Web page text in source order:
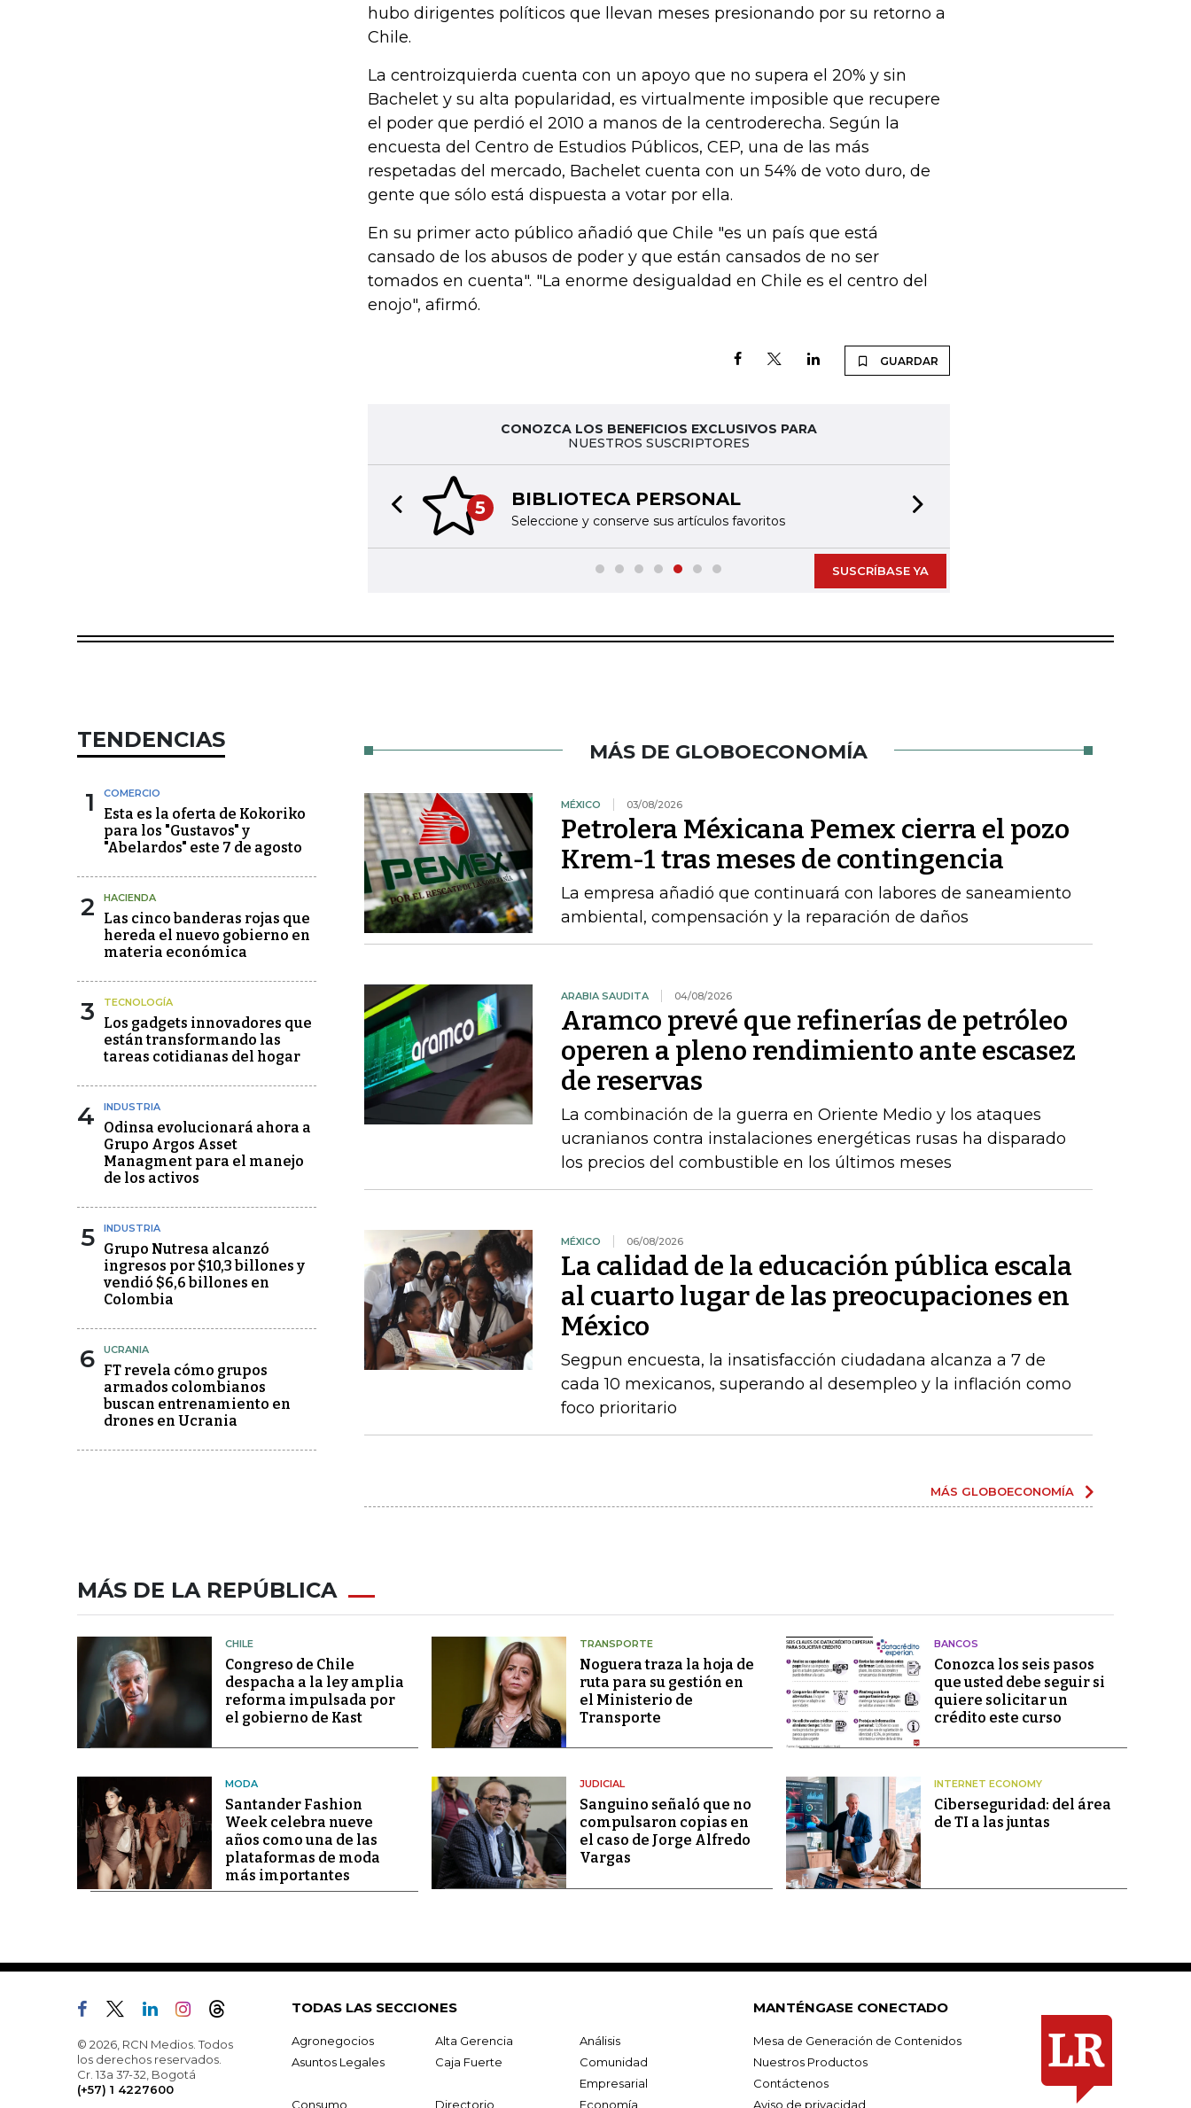
hubo dirigentes políticos que llevan meses presionando por su retorno a
Chile.
La centroizquierda cuenta con un apoyo que no supera el 20% y sin
Bachelet y su alta popularidad, es virtualmente imposible que recupere
el poder que perdió el 2010 a manos de la centroderecha. Según la
encuesta del Centro de Estudios Públicos, CEP, una de las más
respetadas del mercado, Bachelet cuenta con un 54% de voto duro, de
gente que sólo está dispuesta a votar por ella.
En su primer acto público añadió que Chile "es un país que está
cansado de los abusos de poder y que están cansados de no ser
tomados en cuenta". "La enorme desigualdad en Chile es el centro del
enojo", afirmó.
GUARDAR
CONOZCA LOS BENEFICIOS EXCLUSIVOS PARA
NUESTROS SUSCRIPTORES
5 BIBLIOTECA PERSONAL
Seleccione y conserve sus artículos favoritos
Previous slide
SUSCRÍBASE YA
TENDENCIAS
1 COMERCIO
Esta es la oferta de Kokoriko
para los "Gustavos" y
"Abelardos" este 7 de agosto
2 HACIENDA
Las cinco banderas rojas que
hereda el nuevo gobierno en
materia económica
3 TECNOLOGÍA
Los gadgets innovadores que
están transformando las
tareas cotidianas del hogar
4 INDUSTRIA
Odinsa evolucionará ahora a
Grupo Argos Asset
Managment para el manejo
de los activos
5 INDUSTRIA
Grupo Nutresa alcanzó
ingresos por $10,3 billones y
vendió $6,6 billones en
Colombia
6 UCRANIA
FT revela cómo grupos
armados colombianos
buscan entrenamiento en
drones en Ucrania
MÁS DE GLOBOECONOMÍA
MÉXICO 03/08/2026
Petrolera Méxicana Pemex cierra el pozo
Krem-1 tras meses de contingencia
La empresa añadió que continuará con labores de saneamiento
ambiental, compensación y la reparación de daños
ARABIA SAUDITA 04/08/2026
Aramco prevé que refinerías de petróleo
operen a pleno rendimiento ante escasez
de reservas
La combinación de la guerra en Oriente Medio y los ataques
ucranianos contra instalaciones energéticas rusas ha disparado
los precios del combustible en los últimos meses
MÉXICO 06/08/2026
La calidad de la educación pública escala
al cuarto lugar de las preocupaciones en
México
Segpun encuesta, la insatisfacción ciudadana alcanza a 7 de
cada 10 mexicanos, superando al desempleo y la inflación como
foco prioritario
MÁS GLOBOECONOMÍA
MÁS DE LA REPÚBLICA
CHILE
Congreso de Chile
despacha a la ley amplia
reforma impulsada por
el gobierno de Kast
TRANSPORTE
Noguera traza la hoja de
ruta para su gestión en
el Ministerio de
Transporte
BANCOS
Conozca los seis pasos
que usted debe seguir si
quiere solicitar un
crédito este curso
MODA
Santander Fashion
Week celebra nueve
años como una de las
plataformas de moda
más importantes
JUDICIAL
Sanguino señaló que no
compulsaron copias en
el caso de Jorge Alfredo
Vargas
INTERNET ECONOMY
Ciberseguridad: del área
de TI a las juntas
© 2026, RCN Medios. Todos
los derechos reservados.
Cr. 13a 37-32, Bogotá
(+57) 1 4227600
TODAS LAS SECCIONES
Agronegocios Alta Gerencia
Análisis
Asuntos Legales
Caja Fuerte
Comunidad
Empresarial
Consumo
Directorio Economía
MANTÉNGASE CONECTADO
Mesa de Generación de Contenidos
Nuestros Productos
Contáctenos
Aviso de privacidad